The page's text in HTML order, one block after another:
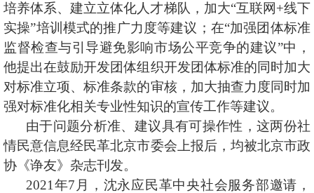
培养体系、建立立体化人才梯队，加大“互联网+线下
实操”培训模式的推广力度等建议；在“加强团体标准
监督检查与引导避免影响市场公平竞争的建议”中，
他提出在鼓励开发团体组织开发团体标准的同时加大
对标准立项、标准条款的审核，加大抽查力度同时加
强对标准化相关专业性知识的宣传工作等建议。
由于问题分析准、建议具有可操作性，这两份社
情民意信息经民革北京市委会上报后，均被北京市政
协《诤友》杂志刊发。
2021 年7月，沈永应民革中央社会服务部邀请，